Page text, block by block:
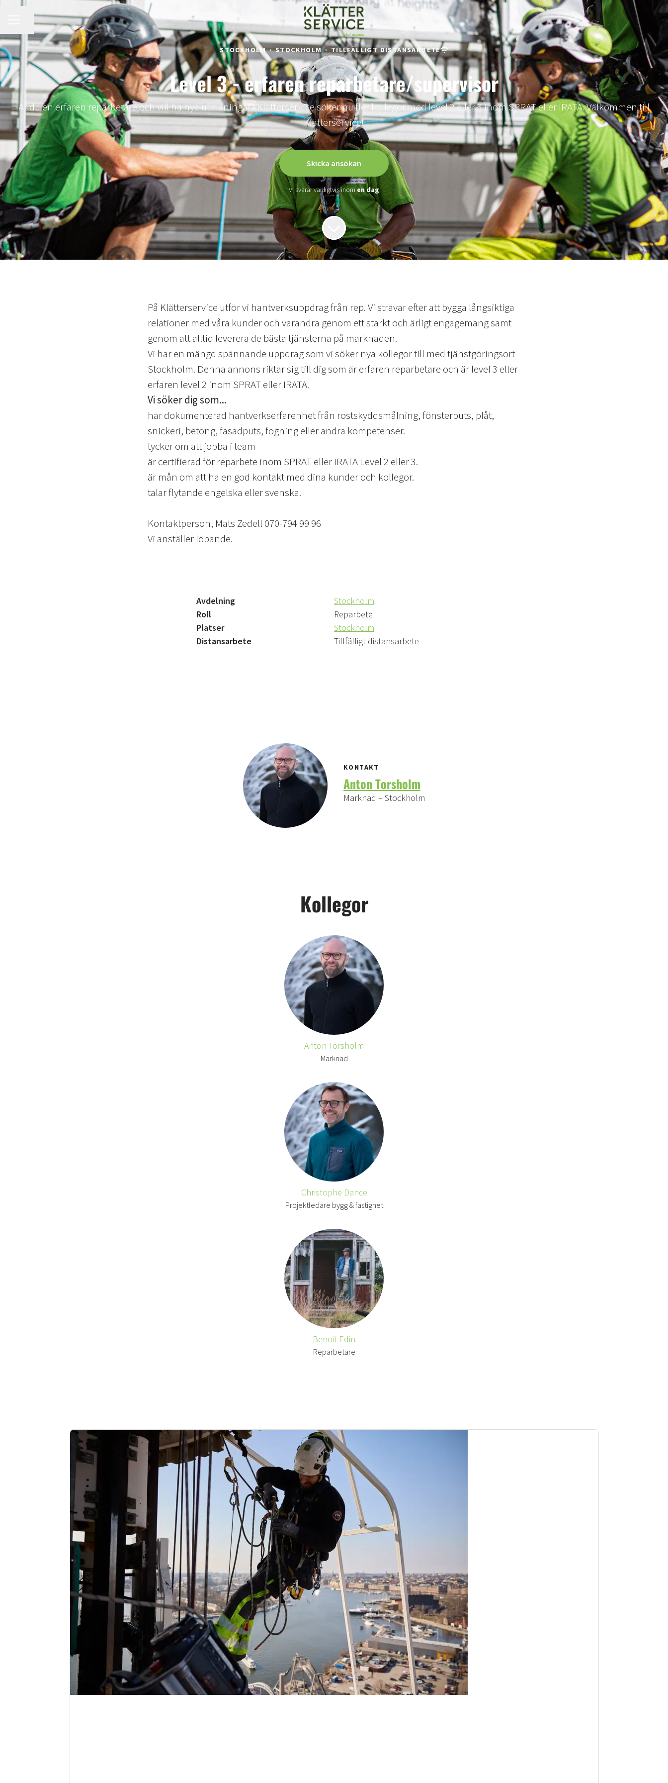
KARRIÄRMENY
Dela sidan
STOCKHOLM · STOCKHOLM · TILLFÄLLIGT DISTANSARBETE
Level 3 - erfaren reparbetare/supervisor
Är du en erfaren reparbetare och vill ha nya utmaningar? Klätterservice söker nu fler kollegor med level 2 eller 3 inom SPRAT eller IRATA. Välkommen till
Klätterservice!
Skicka ansökan
Vi svarar vanligtvis inomen dag
På Klätterservice utför vi hantverksuppdrag från rep. Vi strävar efter att bygga långsiktiga
relationer med våra kunder och varandra genom ett starkt och ärligt engagemang samt
genom att alltid leverera de bästa tjänsterna på marknaden.
Vi har en mängd spännande uppdrag som vi söker nya kollegor till med tjänstgöringsort
Stockholm. Denna annons riktar sig till dig som är erfaren reparbetare och är level 3 eller
erfaren level 2 inom SPRAT eller IRATA.
Vi söker dig som...
har dokumenterad hantverkserfarenhet från rostskyddsmålning, fönsterputs, plåt,
snickeri, betong, fasadputs, fogning eller andra kompetenser.
tycker om att jobba i team
är certifierad för reparbete inom SPRAT eller IRATA Level 2 eller 3.
är mån om att ha en god kontakt med dina kunder och kollegor.
talar flytande engelska eller svenska.
Kontaktperson, Mats Zedell 070-794 99 96
Vi anställer löpande.
Avdelning
Stockholm
Roll
Reparbete
Platser
Stockholm
Distansarbete
Tillfälligt distansarbete
KONTAKT
Anton Torsholm
Marknad – Stockholm
Kollegor
Anton Torsholm
Marknad
Christophe Dance
Projektledare bygg & fastighet
Benoit Edin
Reparbetare